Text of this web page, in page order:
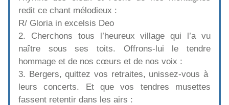
redit ce chant mélodieux :
R/ Gloria in excelsis Deo
2. Cherchons tous l’heureux village qui l’a vu
naître sous ses toits. Offrons-lui le tendre
hommage et de nos cœurs et de nos voix :
3. Bergers, quittez vos retraites, unissez-vous à
leurs concerts. Et que vos tendres musettes
fassent retentir dans les airs :